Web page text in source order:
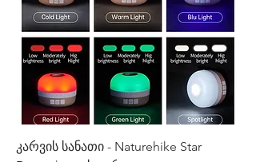
კარვის სანათი - Naturehike Star